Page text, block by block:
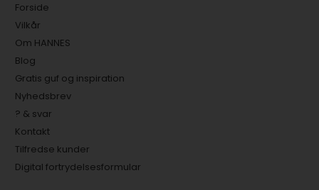
Forside
Vilkår
Om HANNES
Blog
Gratis guf og inspiration
Nyhedsbrev
? & svar
Kontakt
Tilfredse kunder
Digital fortrydelsesformular